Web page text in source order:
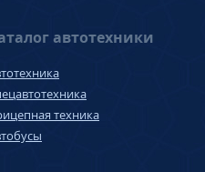
автотехники
техника